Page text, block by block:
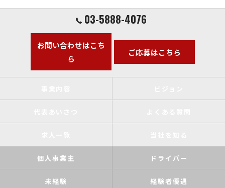
03-5888-4076
お問い合わせはこち
ら
ご応募はこちら
個人事業主 ドライバー
未経験 経験者優遇